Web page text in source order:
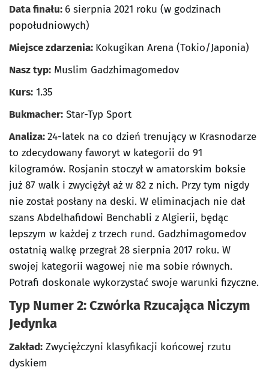
Data finału: 6 sierpnia 2021 roku (w godzinach
popołudniowych)
Miejsce zdarzenia: Kokugikan Arena (Tokio/Japonia)
Nasz typ: Muslim Gadzhimagomedov
Kurs: 1.35
Bukmacher: Star-Typ Sport
Analiza:24-latek na co dzień trenujący w Krasnodarze
to zdecydowany faworyt w kategorii do 91
kilogramów. Rosjanin stoczył w amatorskim boksie
już 87 walk i zwyciężył aż w 82 z nich. Przy tym nigdy
nie został posłany na deski. W eliminacjach nie dał
szans Abdelhafidowi Benchabli z Algierii, będąc
lepszym w każdej z trzech rund. Gadzhimagomedov
ostatnią walkę przegrał 28 sierpnia 2017 roku. W
swojej kategorii wagowej nie ma sobie równych.
Potrafi doskonale wykorzystać swoje warunki fizyczne.
Typ Numer 2: Czwórka Rzucająca Niczym
Jedynka
Zakład: Zwyciężczyni klasyfikacji końcowej rzutu
dyskiem